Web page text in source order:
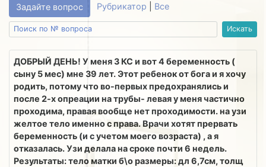
Задайте вопрос Рубрикатор Все
ДОБРЫЙ ДЕНЬ! У меня 3 КС и вот 4 беременность (
сыну 5 мес) мне 39 лет. Этот ребенок от бога и я хочу
родить, потому что во-первых предохранялись и
после 2-х опреации на трубы- левая у меня частично
проходима, правая вообще нет проходимости. на узи
желтое тело именно с права. Врачи хотят прервать
беременность (и с учетом моего возраста) , а я
отказалась. Узи делала на сроке почти 6 недель.
Результаты: тело матки б\о размеры: дл 6,7см, толщ